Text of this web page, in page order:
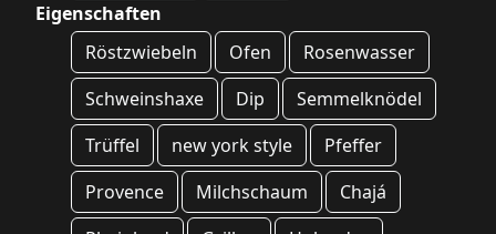
Eigenschaften
Röstzwiebeln
Ofen
Rosenwasser
Schweinshaxe
Dip
Semmelknödel
Trüffel
new york style
Pfeffer
Provence
Milchschaum
Chajá